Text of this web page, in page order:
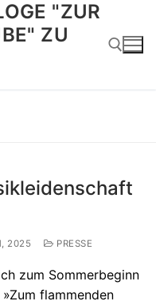
"ZUR
ZU
2025 PRESSE
zum Sommerbeginn
flammenden